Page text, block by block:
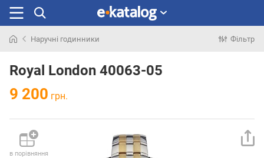
раніше
Наручні годинники Фільтр
Royal London 40063-05
9 200 грн.
в порівняння